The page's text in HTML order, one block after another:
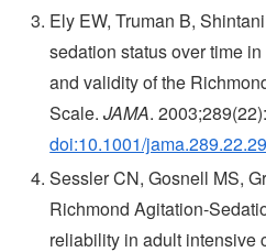
Ely EW, Truman B,
sedation status over time
and validity of the
Scale.JAMA.
doi:10.1001/
Sessler CN, Gosnell MS,
Richmond Agitation-
reliability in adult intensive